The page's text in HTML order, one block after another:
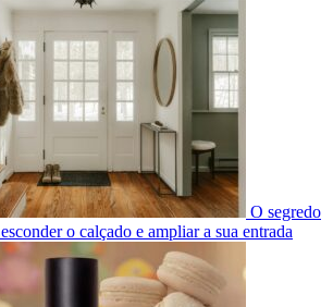
O segredo
o calçado e ampliar a sua entrada